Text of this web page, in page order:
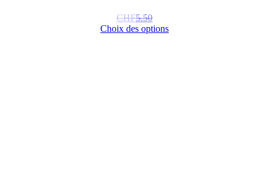
CHF5.50
Choix des options